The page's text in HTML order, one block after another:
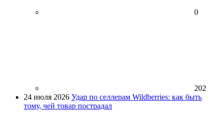
0
202
24 июля 2026 Удар по селлерам Wildberries: как быть
тому, чей товар пострадал